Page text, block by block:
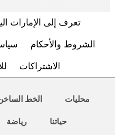
تعرف إلى الإمارات
الشروط والأحكام
الاشتراكات
محليات الخط
حياتنا رياضة